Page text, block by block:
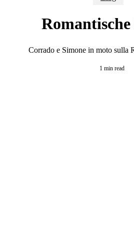
Romantische
Corrado e Simone in moto sulla
1 min read